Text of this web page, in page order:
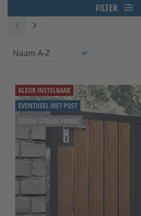
FILTER
KLEUR INSTELBAAR
EVENTUEEL MET POST
STEVIG STALEN FRAME